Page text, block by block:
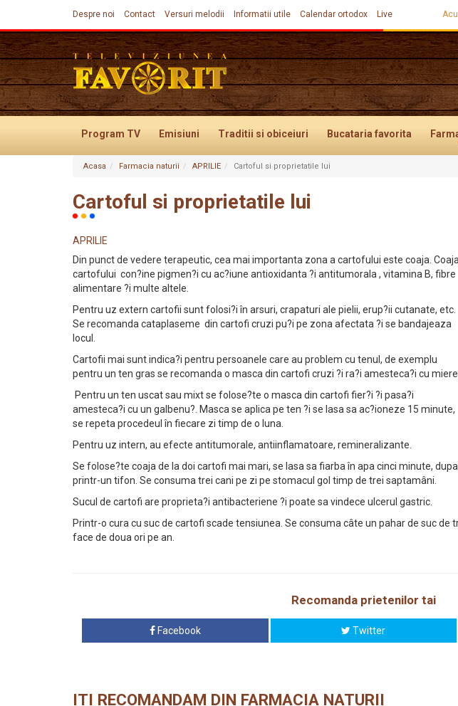
Despre noi Contact Versuri melodii Informatii utile Calendar ortodox Live
Program TV Emisiuni Traditii si obiceiuri Bucataria favorita
Evenimente
Acasa Farmacia naturii APRILIE Cartoful si proprietatile lui
Cartoful si proprietatile lui
APRILIE
Din punct de vedere terapeutic, cea mai importanta zona a cartofului este coaja. Coaja
cartofului con?ine pigmen?i cu ac?iune antioxidanta ?i antitumorala , vitamina B, fibre
alimentare ?i multe altele.
Pentru uz extern cartofii sunt folosi?i în arsuri, crapaturi ale pielii, erup?ii cutanate, etc.
Se recomanda cataplaseme din cartofi cruzi pu?i pe zona afectata ?i se bandajeaza
locul.
Cartofii mai sunt indica?i pentru persoanele care au problem cu tenul, de exemplu
pentru un ten gras se recomanda o masca din cartofi cruzi ?i ra?i amesteca?i cu miere.
Pentru un ten uscat sau mixt se folose?te o masca din cartofi fier?i ?i pasa?i
amesteca?i cu un galbenu?. Masca se aplica pe ten ?i se lasa sa ac?ioneze 15 minute,
se repeta procedeul în fiecare zi timp de o luna.
Pentru uz intern, au efecte antitumorale, antiinflamatoare, remineralizante.
Se folose?te coaja de la doi cartofi mai mari, se lasa sa fiarba în apa cinci minute,
printr-un tifon. Se consuma trei cani pe zi pe stomacul gol timp de trei saptamâni.
Sucul de cartofi are proprieta?i antibacteriene ?i poate sa vindece ulcerul gastric.
Printr-o cura cu suc de cartofi scade tensiunea. Se consuma câte un pahar de suc de
face de doua ori pe an.
Recomanda prietenilor tai
Facebook Twitter
ITI RECOMANDAM DIN FARMACIA NATURII